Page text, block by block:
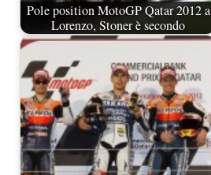
Pole position MotoGP Qatar 2012 a
Lorenzo, Stoner è secondo